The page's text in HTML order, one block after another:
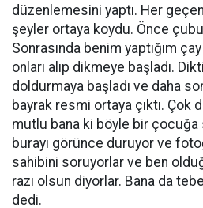
düzenlemesini yaptı. Her
şeyler ortaya koydu. Önce
Sonrasında benim yaptığım
onları alıp dikmeye başladı.
doldurmaya başladı ve daha
bayrak resmi ortaya çıktı. Çok
mutlu bana ki böyle bir çocuğa
burayı görünce duruyor ve
sahibini soruyorlar ve ben
razı olsun diyorlar. Bana da
dedi.